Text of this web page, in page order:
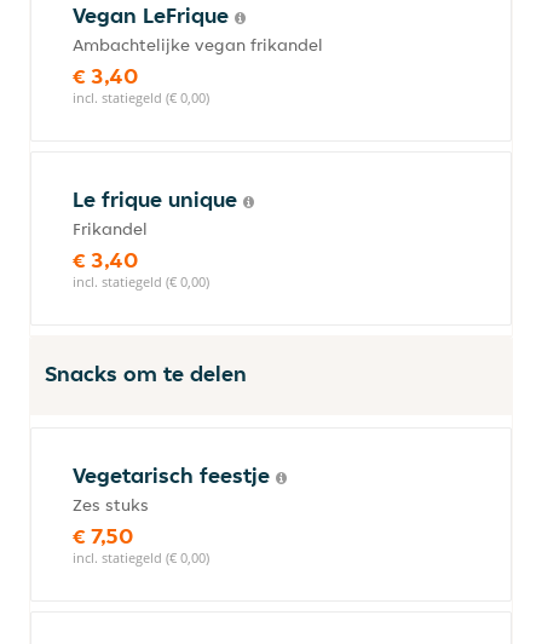
Vegan LeFrique
Ambachtelijke vegan frikandel
€ 3,40
incl. statiegeld (€ 0,00)
Le frique unique
Frikandel
€ 3,40
incl. statiegeld (€ 0,00)
Snacks om te delen
Vegetarisch feestje
Zes stuks
€ 7,50
incl. statiegeld (€ 0,00)